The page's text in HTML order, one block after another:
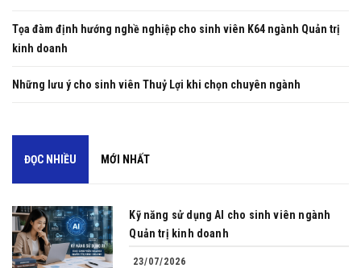
Tọa đàm định hướng nghề nghiệp cho sinh viên K64 ngành Quản trị
kinh doanh
Những lưu ý cho sinh viên Thuỷ Lợi khi chọn chuyên ngành
ĐỌC NHIỀU MỚI NHẤT
Kỹ năng sử dụng AI cho sinh viên ngành
Quản trị kinh doanh
23/07/2026